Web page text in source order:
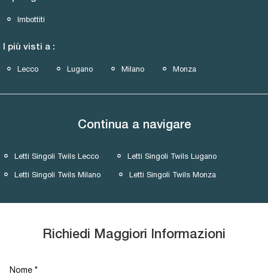
Imbottiti
I più visti a :
Lecco Lugano Milano Monza
Continua a navigare
Letti Singoli Twils Lecco Letti Singoli Twils Lugano
Letti Singoli Twils Milano Letti Singoli Twils Monza
Richiedi Maggiori Informazioni